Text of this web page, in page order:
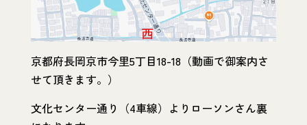
京都府長岡京市今里5丁目18-18（動画で御案内さ
せて頂きます。）
文化センター通り（4車線）よりローソンさん裏